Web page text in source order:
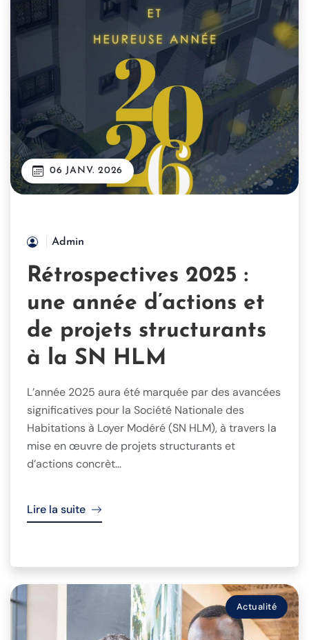
06 JANV. 2026
Admin
Rétrospectives 2025 :
une année d’actions et
de projets structurants
à la SN HLM
L’année 2025 aura été marquée par des avancées
significatives pour la Société Nationale des
Habitations à Loyer Modéré (SN HLM), à travers la
mise en œuvre de projets structurants et
d’actions concrèt...
Lire la suite
Actualité